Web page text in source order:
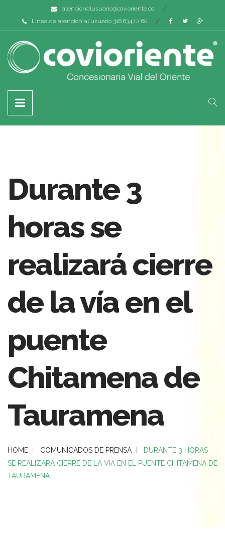
atencionalusuario@covioriente.co
Línea de atención al usuario 316 834 12 60
Durante 3
horas se
realizará cierre
de la vía en el
puente
Chitamena de
Tauramena
HOME COMUNICADOS DE PRENSA
DURANTE 3 HORAS
SE REALIZARÁ CIERRE DE LA VÍA EN EL PUENTE CHITAMENA DE
TAURAMENA